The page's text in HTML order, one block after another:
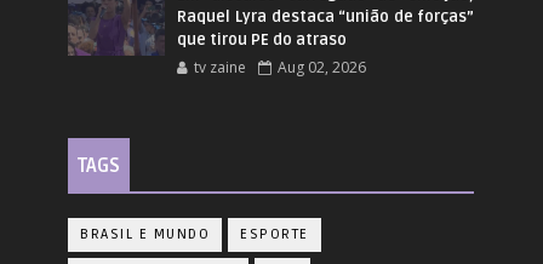
Raquel Lyra destaca “união de forças”
que tirou PE do atraso
tv zaine Aug 02, 2026
TAGS
BRASIL E MUNDO ESPORTE